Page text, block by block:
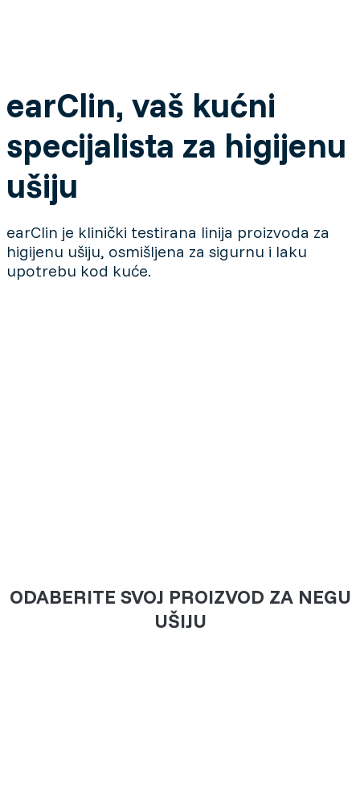
earClin, vaš kućni
specijalista za higijenu
ušiju
earClin je klinički testirana linija proizvoda za
higijenu ušiju, osmišljena za sigurnu i laku
upotrebu kod kuće.
ODABERITE SVOJ PROIZVOD ZA NEGU
UŠIJU